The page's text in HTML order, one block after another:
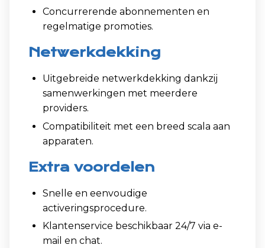
Concurrerende abonnementen en
regelmatige promoties.
Netwerkdekking
Uitgebreide netwerkdekking dankzij
samenwerkingen met meerdere
providers.
Compatibiliteit met een breed scala aan
apparaten.
Extra voordelen
Snelle en eenvoudige
activeringsprocedure.
Klantenservice beschikbaar 24/7 via e-
mail en chat.